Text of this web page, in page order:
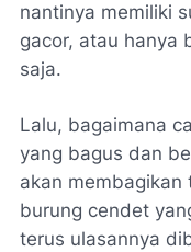
nantinya memiliki
gacor, atau hanya
saja.
Lalu, bagaimana
yang bagus dan
akan membagikan
burung cendet
terus ulasannya